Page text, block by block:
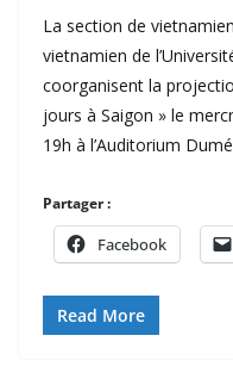
La section de
vietnamien de
coorganisent la
jours à Saigon » le
19h à l’Auditorium
Partager :
Facebook
Read More